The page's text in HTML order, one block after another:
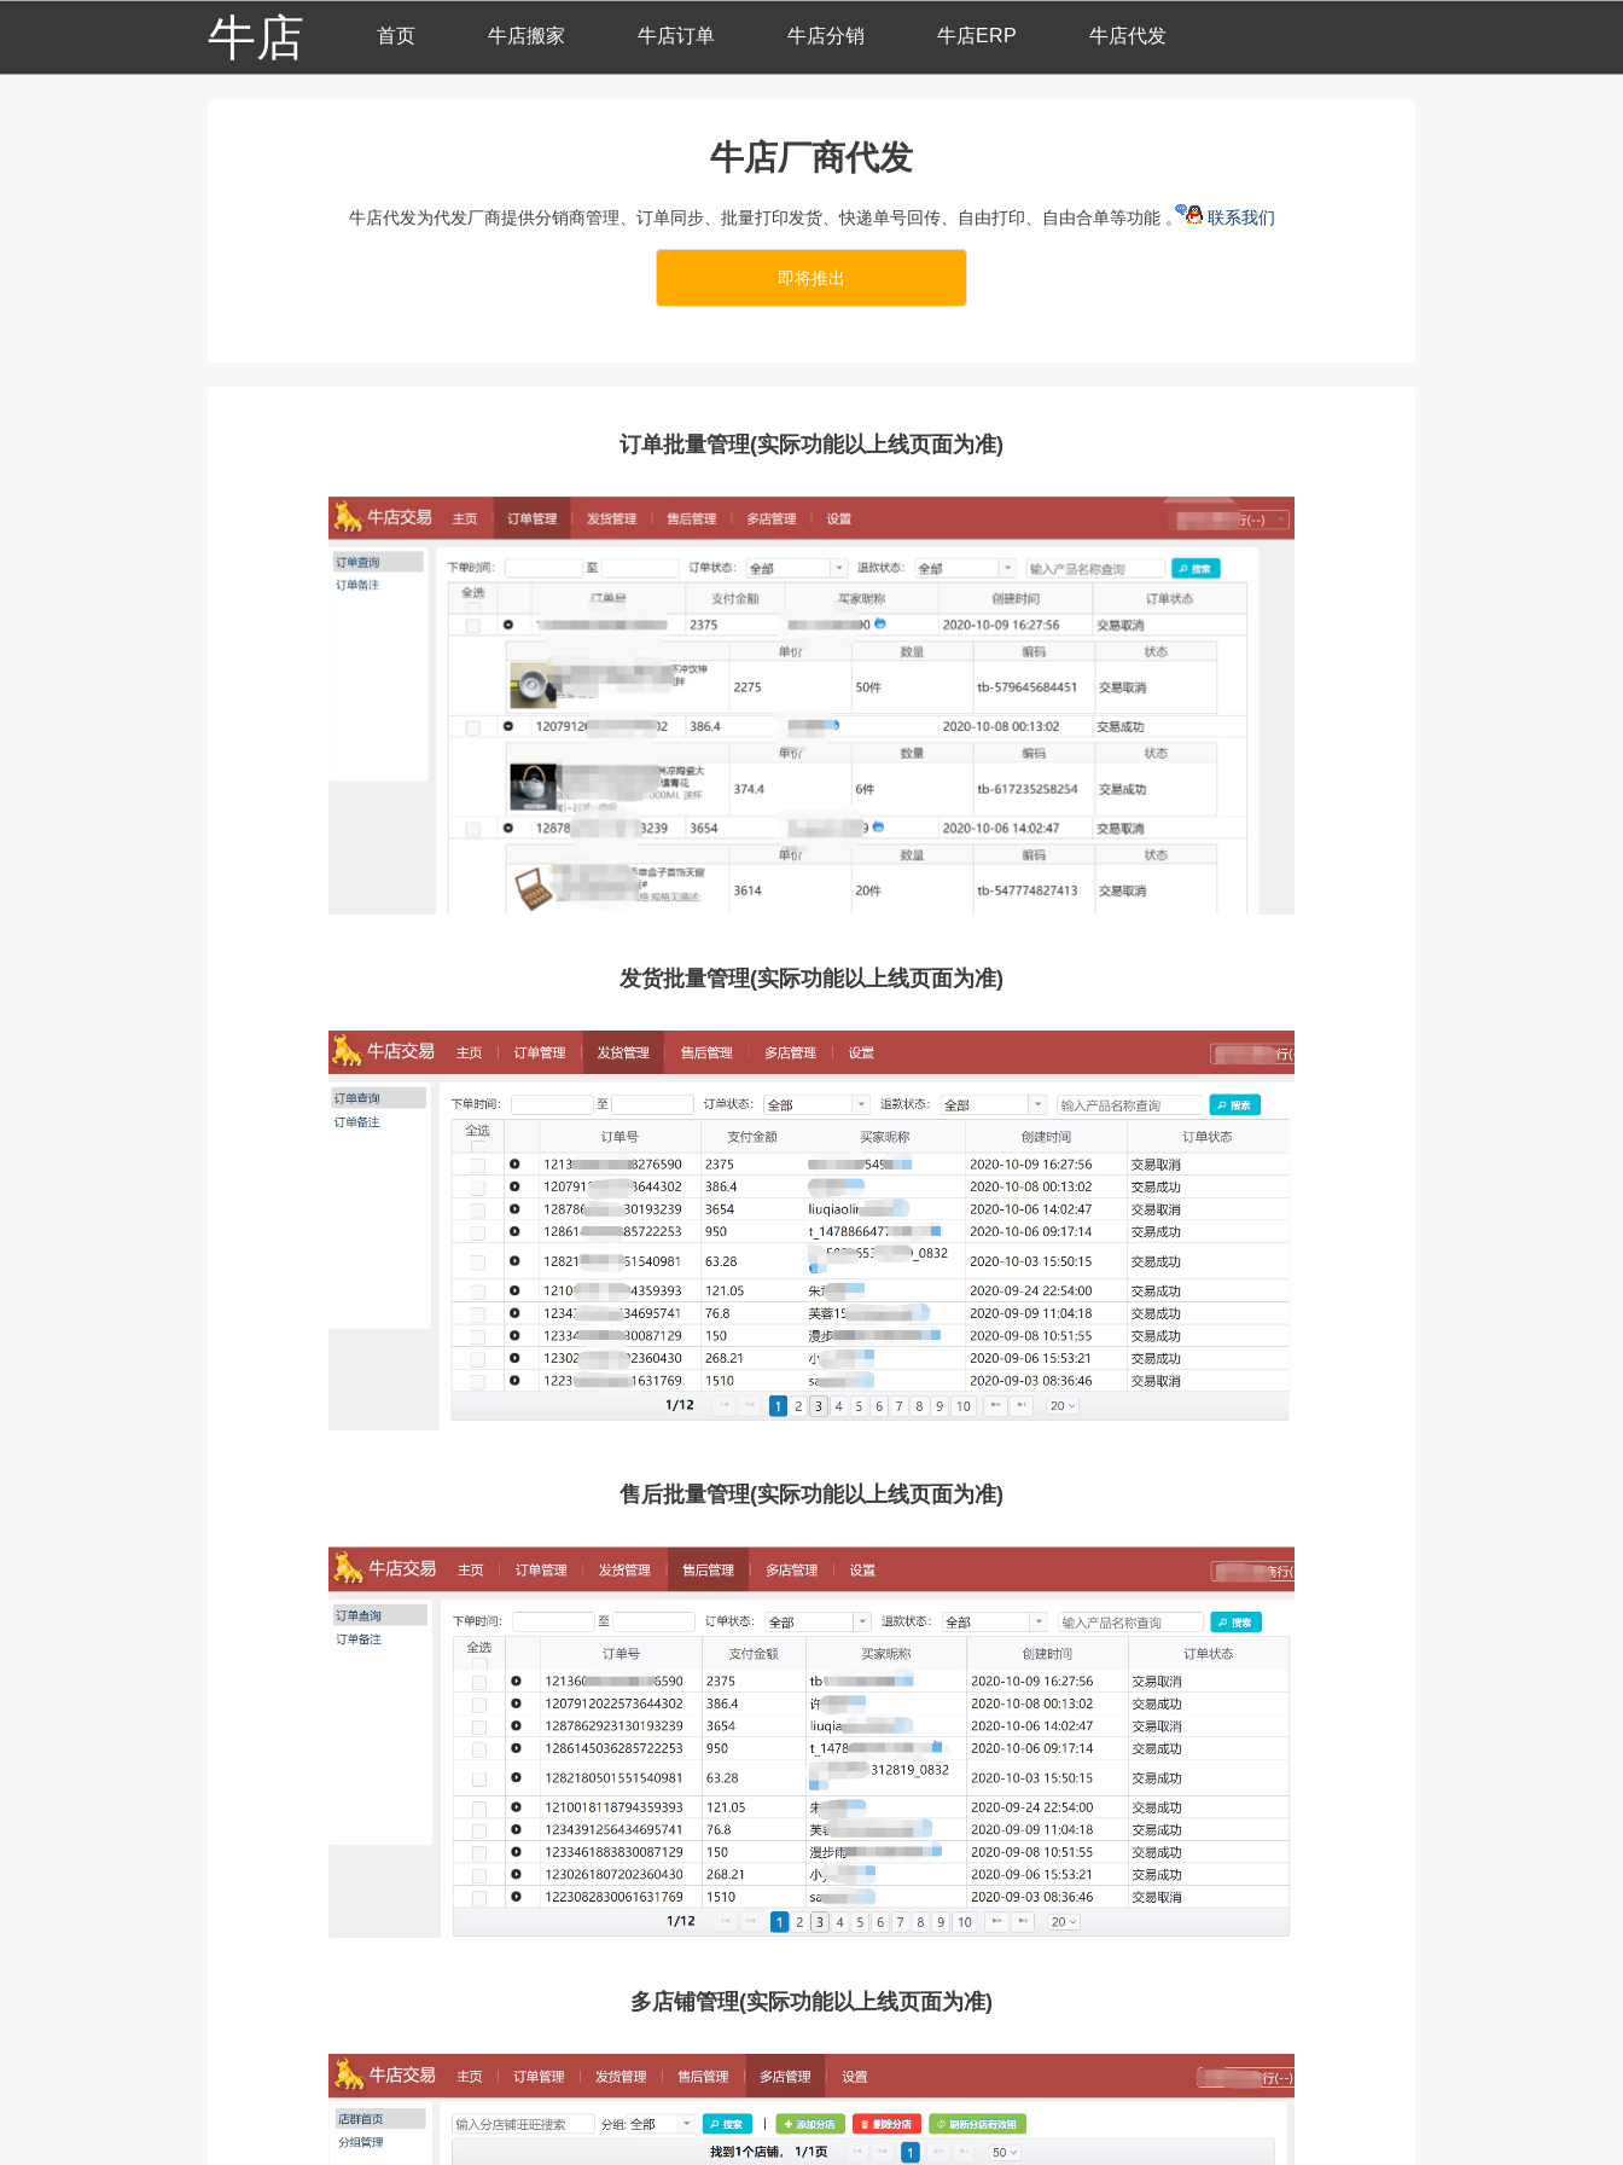
牛店 首页 牛店搬家 牛店订单 牛店分销 牛店ERP 牛店代发
牛店厂商代发
牛店代发为代发厂商提供分销商管理、订单同步、批量打印发货、快递单号回传、自由打印、自由合单等功能 。 联系我们
即将推出
订单批量管理(实际功能以上线页面为准)
发货批量管理(实际功能以上线页面为准)
售后批量管理(实际功能以上线页面为准)
多店铺管理(实际功能以上线页面为准)